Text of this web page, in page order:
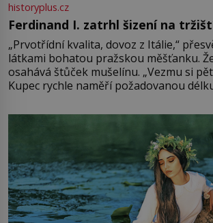
historyplus.cz
Ferdinand I. zatrhl šizení na
„Prvotřídní kvalita, dovoz z Itálie,“
látkami bohatou pražskou měšťanku.
osahává štůček mušelínu. „Vezmu si
Kupec rychle naměří požadovanou
milostpaní. Stačí jenom na sukni,“
množství růžového mušelínu. „Ošidili
Vezme do ruky dřevěnou